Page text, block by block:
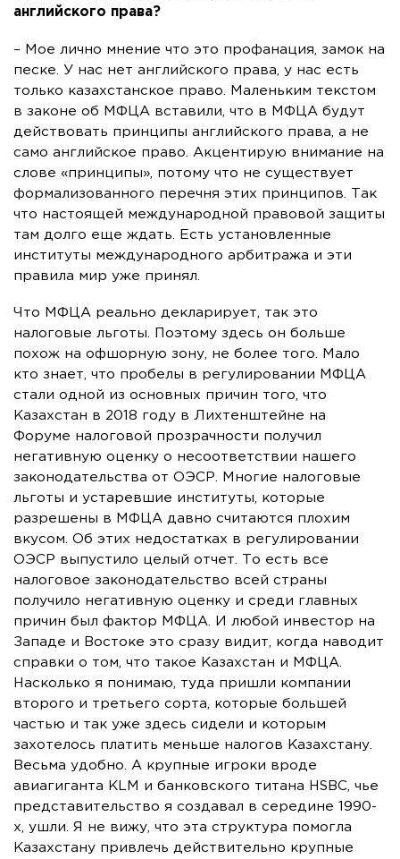
английского права?
– Мое лично мнение что это профанация, замок на
песке. У нас нет английского права, у нас есть
только казахстанское право. Маленьким текстом
в законе об МФЦА вставили, что в МФЦА будут
действовать принципы английского права, а не
само английское право. Акцентирую внимание на
слове «принципы», потому что не существует
формализованного перечня этих принципов. Так
что настоящей международной правовой защиты
там долго еще ждать. Есть установленные
институты международного арбитража и эти
правила мир уже принял.
Что МФЦА реально декларирует, так это
налоговые льготы. Поэтому здесь он больше
похож на офшорную зону, не более того. Мало
кто знает, что пробелы в регулировании МФЦА
стали одной из основных причин того, что
Казахстан в 2018 году в Лихтенштейне на
Форуме налоговой прозрачности получил
негативную оценку о несоответствии нашего
законодательства от ОЭСР. Многие налоговые
льготы и устаревшие институты, которые
разрешены в МФЦА давно считаются плохим
вкусом. Об этих недостатках в регулировании
ОЭСР выпустило целый отчет. То есть все
налоговое законодательство всей страны
получило негативную оценку и среди главных
причин был фактор МФЦА. И любой инвестор на
Западе и Востоке это сразу видит, когда наводит
справки о том, что такое Казахстан и МФЦА.
Насколько я понимаю, туда пришли компании
второго и третьего сорта, которые большей
частью и так уже здесь сидели и которым
захотелось платить меньше налогов Казахстану.
Весьма удобно. А крупные игроки вроде
авиагиганта KLM и банковского титана HSBC, чье
представительство я создавал в середине 1990-
х, ушли. Я не вижу, что эта структура помогла
Казахстану привлечь действительно крупные